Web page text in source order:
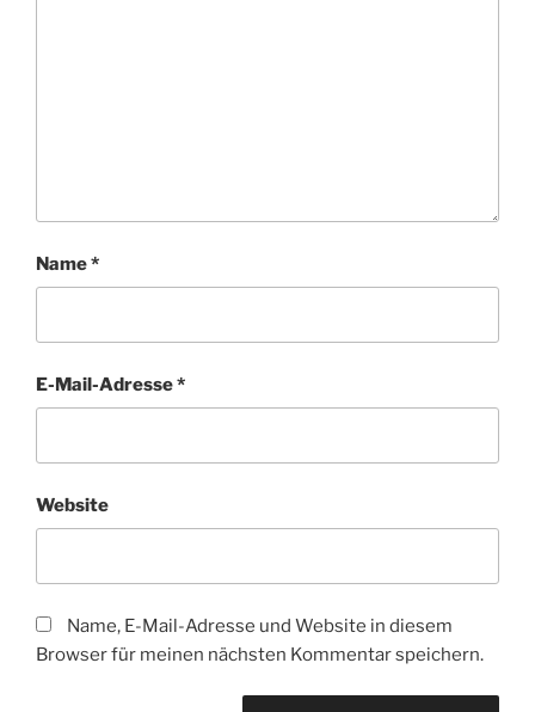
Name*
E-Mail-Adresse*
Website
Name, E-Mail-Adresse und Website in diesem
Browser für meinen nächsten Kommentar speichern.